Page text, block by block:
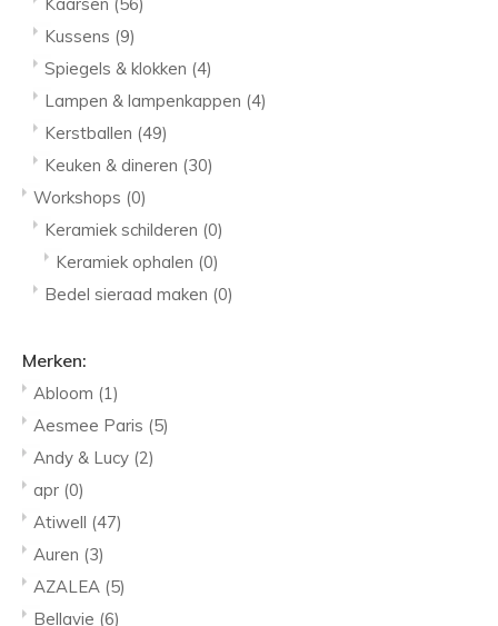
Kussens (9)
Spiegels & klokken (4)
Lampen & lampenkappen (4)
Kerstballen (49)
Keuken & dineren (30)
Workshops (0)
Keramiek schilderen (0)
Keramiek ophalen (0)
Bedel sieraad maken (0)
Merken:
Abloom (1)
Aesmee Paris (5)
Andy & Lucy (2)
apr (0)
Atiwell (47)
Auren (3)
AZALEA (5)
Bellavie (6)